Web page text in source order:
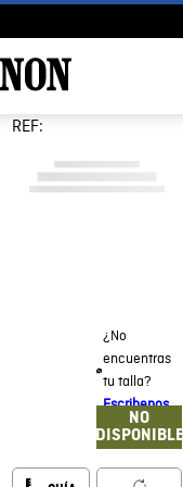
REF:
¿No
encuentras
tu talla?
Escribenos
NO
DISPONIBLE